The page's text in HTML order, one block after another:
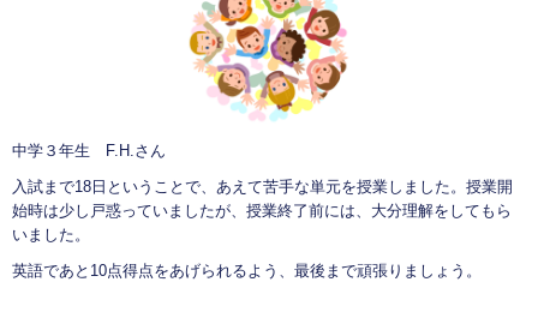
中学３年生 F.H.さん
入試まで18日ということで、あえて苦手な単元を授業しました。授業開
始時は少し戸惑っていましたが、授業終了前には、大分理解をしてもら
いました。
英語であと10点得点をあげられるよう、最後まで頑張りましょう。